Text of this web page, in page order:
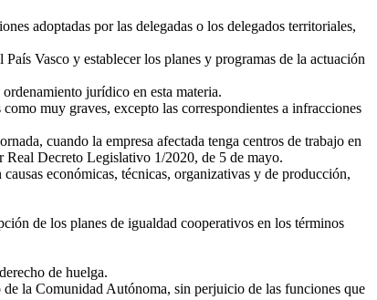
adoptadas por las delegadas o los delegados territoriales,
Vasco y establecer los planes y programas de la actuación
jurídico en esta materia.
muy graves, excepto las correspondientes a infracciones
cuando la empresa afectada tenga centros de trabajo en
Decreto Legislativo 1/2020, de 5 de mayo.
económicas, técnicas, organizativas y de producción,
de los planes de igualdad cooperativos en los términos
de huelga.
la Comunidad Autónoma, sin perjuicio de las funciones que